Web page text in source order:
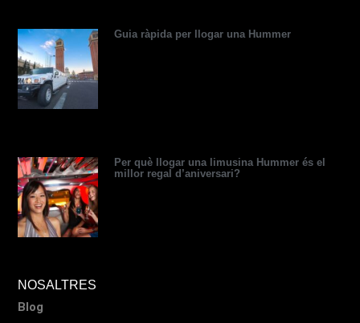
Guia ràpida per llogar una Hummer
Per què llogar una limusina Hummer és el
millor regal d’aniversari?
NOSALTRES
Blog